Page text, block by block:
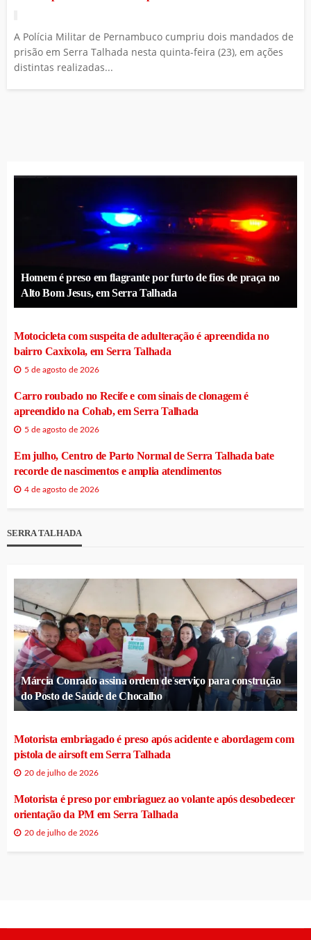
A Polícia Militar de Pernambuco cumpriu dois mandados de
prisão em Serra Talhada nesta quinta-feira (23), em ações
distintas realizadas...
Homem é preso em flagrante por furto de fios de praça no
Alto Bom Jesus, em Serra Talhada
Motocicleta com suspeita de adulteração é apreendida no
bairro Caxixola, em Serra Talhada
5 de agosto de 2026
Carro roubado no Recife e com sinais de clonagem é
apreendido na Cohab, em Serra Talhada
5 de agosto de 2026
Em julho, Centro de Parto Normal de Serra Talhada bate
recorde de nascimentos e amplia atendimentos
4 de agosto de 2026
SERRA TALHADA
Márcia Conrado assina ordem de serviço para construção
do Posto de Saúde de Chocalho
Motorista embriagado é preso após acidente e abordagem com
pistola de airsoft em Serra Talhada
20 de julho de 2026
Motorista é preso por embriaguez ao volante após desobedecer
orientação da PM em Serra Talhada
20 de julho de 2026